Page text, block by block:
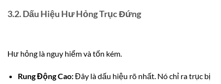
3.2. Dấu Hiệu Hư Hỏng Trục Đứng
Hư hỏng là nguy hiểm và tốn kém.
Rung Động Cao:Đây là dấu hiệu rõ nhất. Nó chỉ ra trục bị